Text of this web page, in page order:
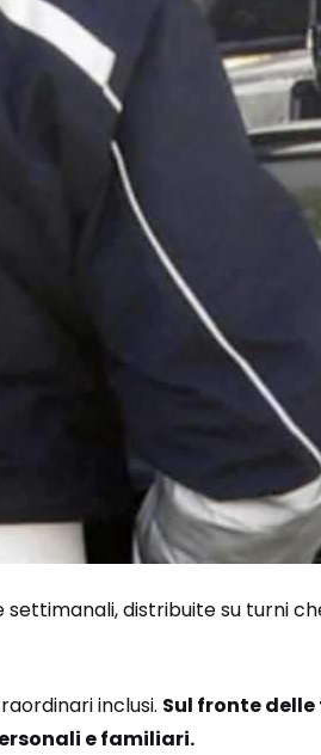
distribuite su turni
inclusi. Sul fronte
e familiari.